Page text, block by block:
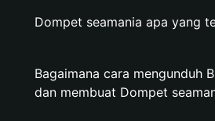
Dompet seamania apa yang
Bagaimana cara mengunduh
dan membuat Dompet